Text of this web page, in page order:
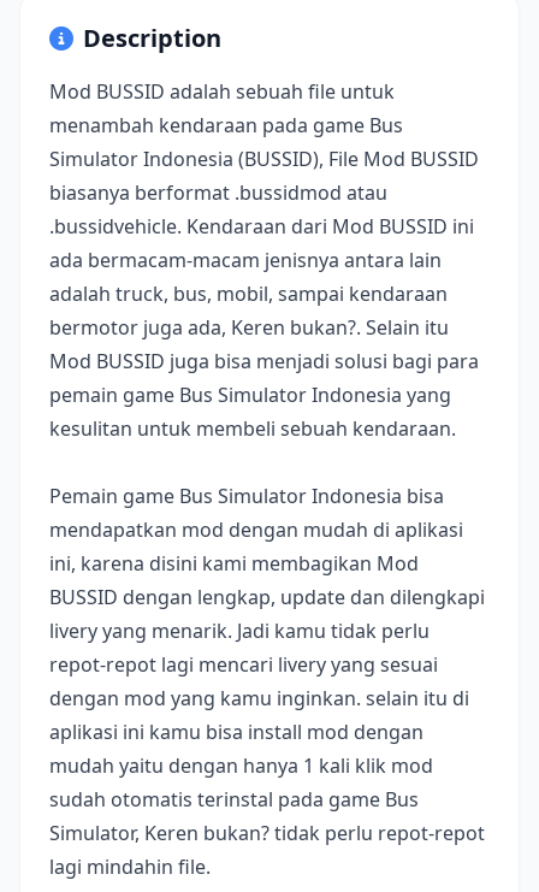
Description
Mod BUSSID adalah sebuah file untuk
menambah kendaraan pada game Bus
Simulator Indonesia (BUSSID), File Mod BUSSID
biasanya berformat .bussidmod atau
.bussidvehicle. Kendaraan dari Mod BUSSID ini
ada bermacam-macam jenisnya antara lain
adalah truck, bus, mobil, sampai kendaraan
bermotor juga ada, Keren bukan?. Selain itu
Mod BUSSID juga bisa menjadi solusi bagi para
pemain game Bus Simulator Indonesia yang
kesulitan untuk membeli sebuah kendaraan.
Pemain game Bus Simulator Indonesia bisa
mendapatkan mod dengan mudah di aplikasi
ini, karena disini kami membagikan Mod
BUSSID dengan lengkap, update dan dilengkapi
livery yang menarik. Jadi kamu tidak perlu
repot-repot lagi mencari livery yang sesuai
dengan mod yang kamu inginkan. selain itu di
aplikasi ini kamu bisa install mod dengan
mudah yaitu dengan hanya 1 kali klik mod
sudah otomatis terinstal pada game Bus
Simulator, Keren bukan? tidak perlu repot-repot
lagi mindahin file.